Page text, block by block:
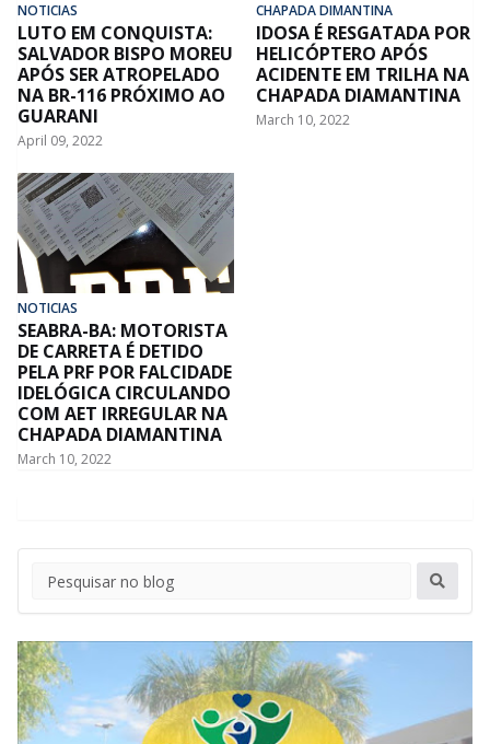
NOTICIAS
LUTO EM CONQUISTA:
SALVADOR BISPO MOREU
APÓS SER ATROPELADO
NA BR-116 PRÓXIMO AO
GUARANI
April 09, 2022
CHAPADA DIMANTINA
IDOSA É RESGATADA POR
HELICÓPTERO APÓS
ACIDENTE EM TRILHA NA
CHAPADA DIAMANTINA
March 10, 2022
NOTICIAS
SEABRA-BA: MOTORISTA
DE CARRETA É DETIDO
PELA PRF POR FALCIDADE
IDELÓGICA CIRCULANDO
COM AET IRREGULAR NA
CHAPADA DIAMANTINA
March 10, 2022